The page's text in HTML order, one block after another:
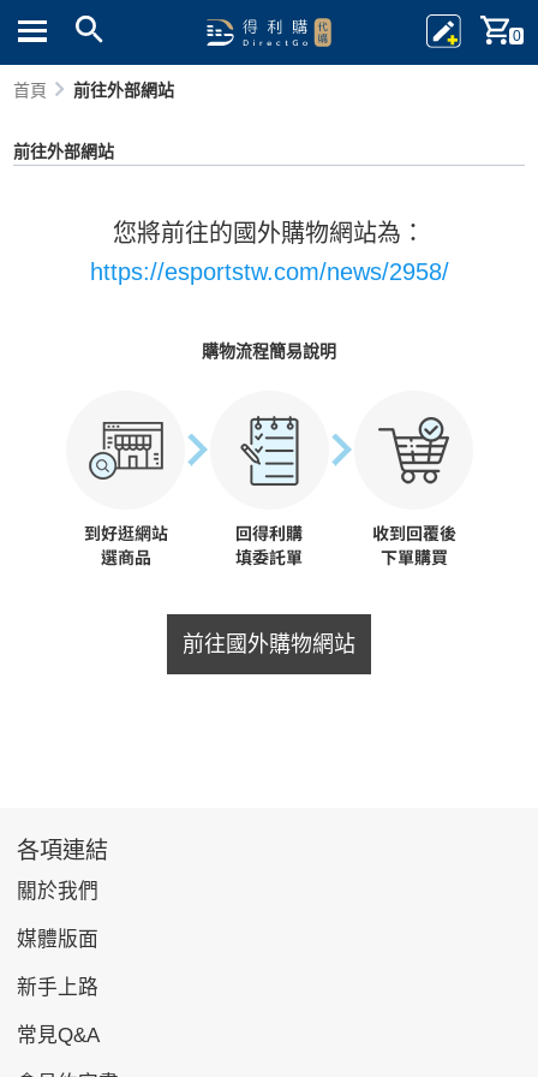
0
首頁 前往外部網站
前往外部網站
您將前往的國外購物網站為：
https://esportstw.com/news/2958/
購物流程簡易說明
前往國外購物網站
各項連結
關於我們
媒體版面
新手上路
常見Q&A